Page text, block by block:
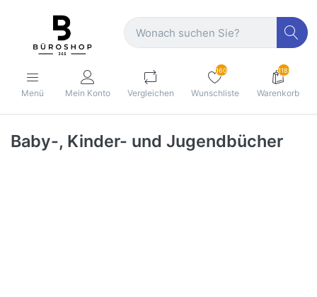
Menü Mein Konto Vergleichen
160
Wunschliste
1189
Warenkorb
Baby-, Kinder- und Jugendbücher